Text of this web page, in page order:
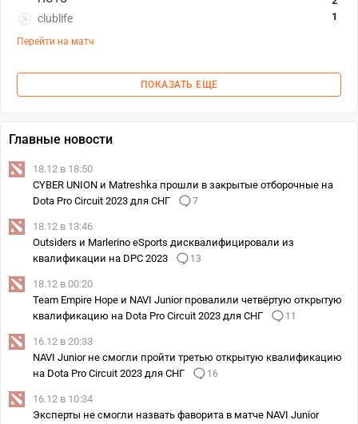
clublife
1
Перейти на матч
ПОКАЗАТЬ ЕЩЕ
Главные новости
18.12 в 18:50
CYBER UNION и Matreshka прошли в закрытые отборочные на
Dota Pro Circuit 2023 для СНГ
7
18.12 в 13:46
Outsiders и Marlerino eSports дисквалифицировали из
квалификации на DPC 2023
13
18.12 в 00:20
Team Empire Hope и NAVI Junior провалили четвёртую открытую
квалификацию на Dota Pro Circuit 2023 для СНГ
11
16.12 в 20:33
NAVI Junior не смогли пройти третью открытую квалификацию
на Dota Pro Circuit 2023 для СНГ
16
16.12 в 10:34
Эксперты не смогли назвать фаворита в матче NAVI Junior